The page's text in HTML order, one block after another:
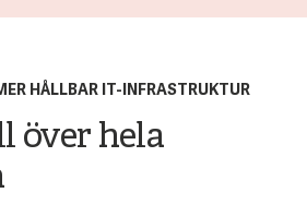
HÅLLBAR IT-INFRASTRUKTUR
över hela